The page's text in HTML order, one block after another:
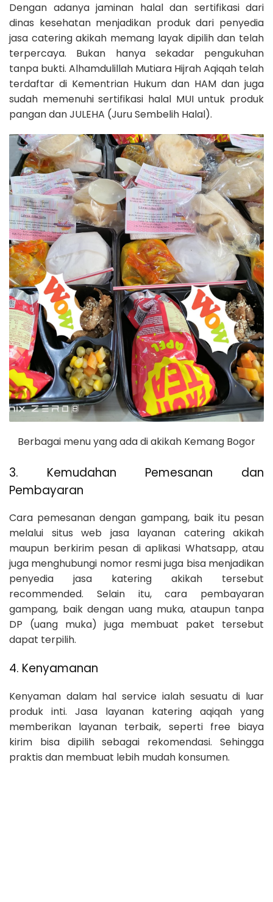
Dengan adanya jaminan halal dan sertifikasi dari
dinas kesehatan menjadikan produk dari penyedia
jasa catering akikah memang layak dipilih dan telah
terpercaya. Bukan hanya sekadar pengukuhan
tanpa bukti. Alhamdulillah Mutiara Hijrah Aqiqah telah
terdaftar di Kementrian Hukum dan HAM dan juga
sudah memenuhi sertifikasi halal MUI untuk produk
pangan dan JULEHA (Juru Sembelih Halal).
Berbagai menu yang ada di akikah Kemang Bogor
3. Kemudahan Pemesanan dan
Pembayaran
Cara pemesanan dengan gampang, baik itu pesan
melalui situs web jasa layanan catering akikah
maupun berkirim pesan di aplikasi Whatsapp, atau
juga menghubungi nomor resmi juga bisa menjadikan
penyedia jasa katering akikah tersebut
recommended. Selain itu, cara pembayaran
gampang, baik dengan uang muka, ataupun tanpa
DP (uang muka) juga membuat paket tersebut
dapat terpilih.
4. Kenyamanan
Kenyaman dalam hal service ialah sesuatu di luar
produk inti. Jasa layanan katering aqiqah yang
memberikan layanan terbaik, seperti free biaya
kirim bisa dipilih sebagai rekomendasi. Sehingga
praktis dan membuat lebih mudah konsumen.